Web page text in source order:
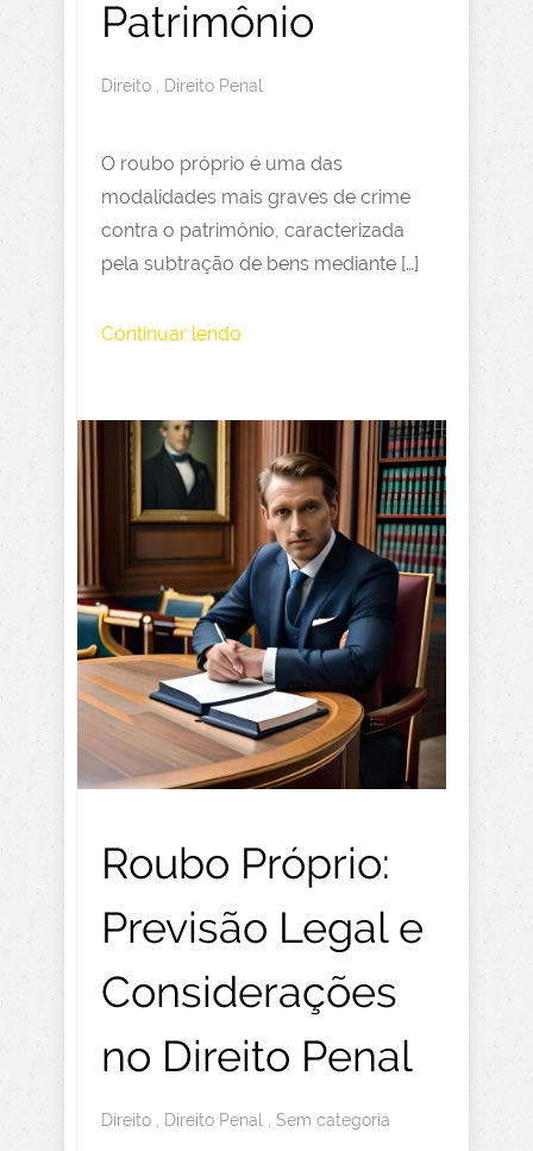
Patrimônio
Direito , Direito Penal
O roubo próprio é uma das
modalidades mais graves de crime
contra o patrimônio, caracterizada
pela subtração de bens mediante […]
Continuar lendo
Roubo Próprio:
Previsão Legal e
Considerações
no Direito Penal
Direito , Direito Penal , Sem categoria